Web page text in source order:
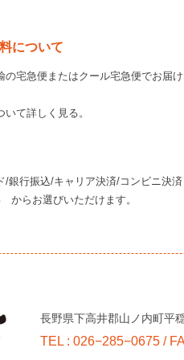
について
の宅急便またはクール宅急便でお届
て詳しく見る。
/銀行振込/キャリア決済/コンビニ決
からお選びいただけます。
長野県下高井郡山ノ内町平
TEL : 026−285−0675 /